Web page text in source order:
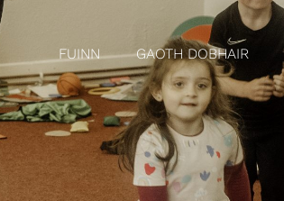
FUINN GAOTH DOBHAIR